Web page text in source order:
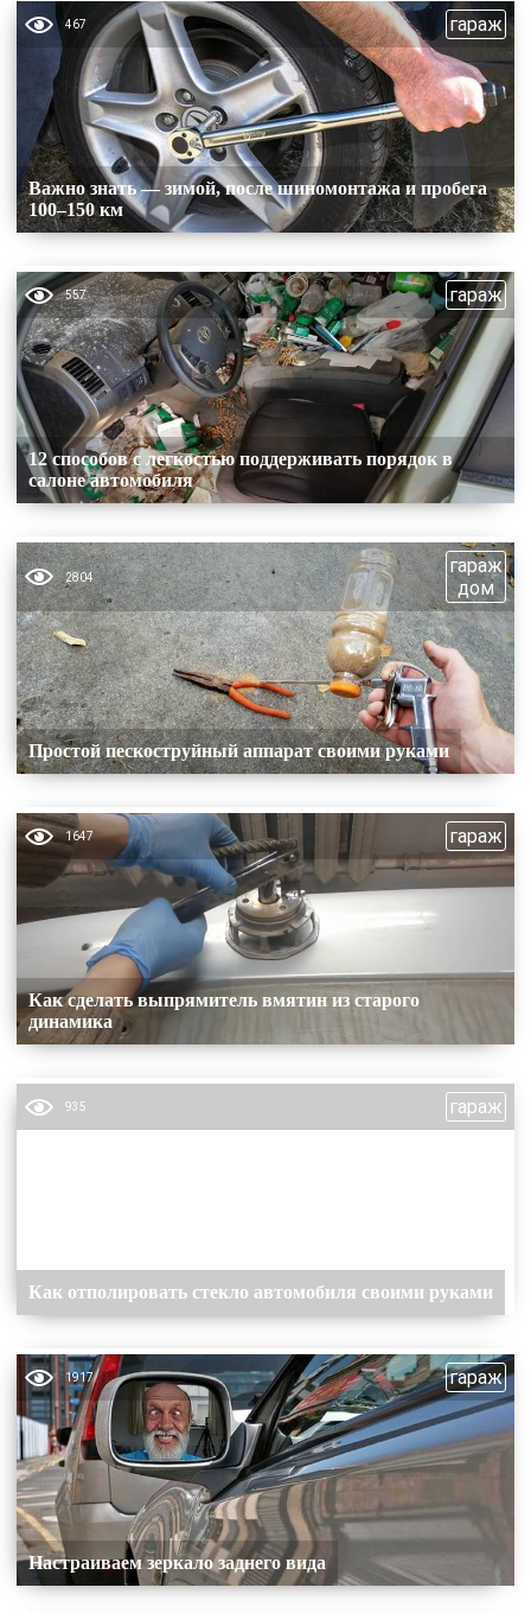
467 гараж
Важно знать — зимой, после шиномонтажа и пробега
100–150 км
557 гараж
12 способов с легкостью поддерживать порядок в
салоне автомобиля
2804
гараж
дом
Простой пескоструйный аппарат своими руками
1647 гараж
Как сделать выпрямитель вмятин из старого
динамика
935 гараж
Как отполировать стекло автомобиля своими руками
1917 гараж
Настраиваем зеркало заднего вида